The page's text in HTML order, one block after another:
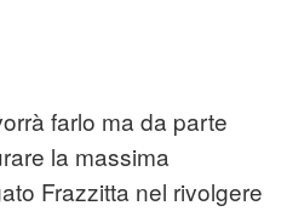
farlo ma da parte
la massima
Frazzitta nel rivolgere